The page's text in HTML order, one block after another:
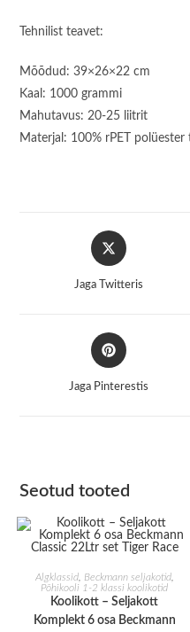
Tehnilist teavet:
Mõõdud: 39×26×22 cm
Kaal: 1000 grammi
Mahutavus: 20-25 liitrit
Materjal: 100% rPET
Opens
in
Jaga Twitteris
Opens
in
Jaga Pinterestis
Seotud tooted
LISA KORVI
Algklassid, Beckmann seljakotid,
Põhikooli 1-2 klassi koolikotid
Koolikott – Seljakott
Komplekt 6 osa Beckmann